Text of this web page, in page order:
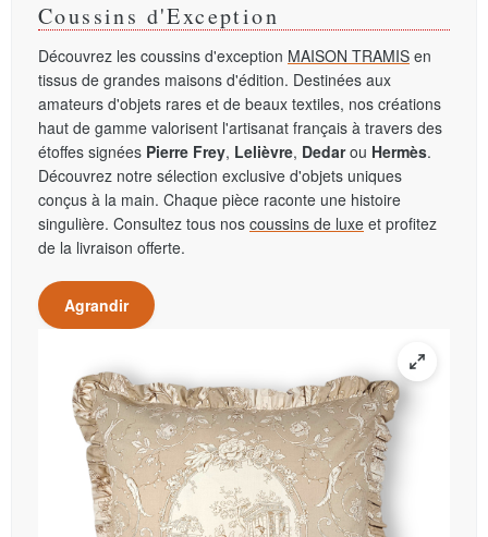
Coussins d'Exception
Découvrez les coussins d'exception MAISON TRAMIS en
tissus de grandes maisons d'édition. Destinées aux
amateurs d'objets rares et de beaux textiles, nos créations
haut de gamme valorisent l'artisanat français à travers des
étoffes signées Pierre Frey, Lelièvre, Dedarou Hermès.
Découvrez notre sélection exclusive d'objets uniques
conçus à la main. Chaque pièce raconte une histoire
singulière. Consultez tous nos coussins de luxe et profitez
de la livraison offerte.
Agrandir